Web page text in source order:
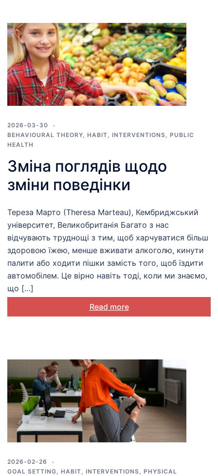
2026-03-30
BEHAVIOURAL THEORY, HABIT, INTERVENTIONS, PUBLIC
HEALTH
Зміна поглядів щодо
зміни поведінки
Тереза Марто (Theresa Marteau), Кембриджський
університет, Великобританія Багато з нас
відчувають труднощі з тим, щоб харчуватися більш
здоровою їжею, менше вживати алкоголю, кинути
палити або ходити пішки замість того, щоб їздити
автомобілем. Це вірно навіть тоді, коли ми знаємо,
що […]
Read more
2026-02-26
GOAL SETTING, HABIT, INTERVENTIONS, PHYSICAL